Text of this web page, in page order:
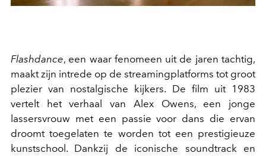
Flashdance, een waar fenomeen uit de jaren tachtig,
maakt zijn intrede op de streamingplatforms tot groot
plezier van nostalgische kijkers. De film uit 1983
vertelt het verhaal van Alex Owens, een jonge
lassersvrouw met een passie voor dans die ervan
droomt toegelaten te worden tot een prestigieuze
kunstschool. Dankzij de iconische soundtrack en